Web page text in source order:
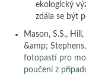
ekologický
zdála se být
Mason, S.S.,
&amp;
fotopastí pro
poučení z